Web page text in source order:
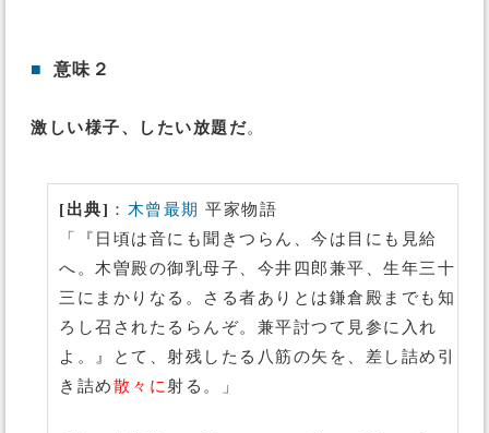
■ 意味２
激しい様子、したい放題だ。
[出典] ： 木曾最期 平家物語
「『日頃は音にも聞きつらん、今は目にも見給
へ。木曽殿の御乳母子、今井四郎兼平、生年三十
三にまかりなる。さる者ありとは鎌倉殿までも知
ろし召されたるらんぞ。兼平討つて見参に入れ
よ。』とて、射残したる八筋の矢を、差し詰め引
き詰め散々に射る。」